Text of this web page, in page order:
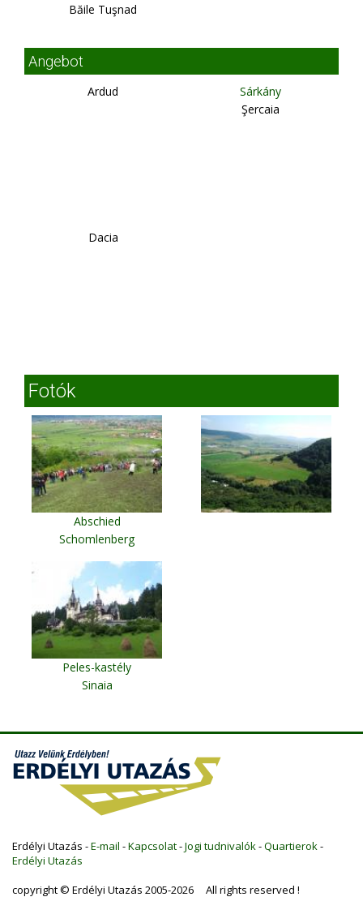
Băile Tuşnad
Angebot
Ardud
Sárkány
Şercaia
Dacia
Fotók
Abschied
Schomlenberg
Peles-kastély
Sinaia
Erdélyi Utazás -E-mail -Kapcsolat-Jogi tudnivalók-Quartierok-
Erdélyi Utazás
copyright © Erdélyi Utazás 2005-2026 All rights reserved !